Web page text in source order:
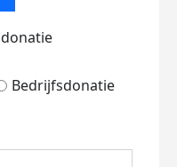
Bedrijfsdonatie